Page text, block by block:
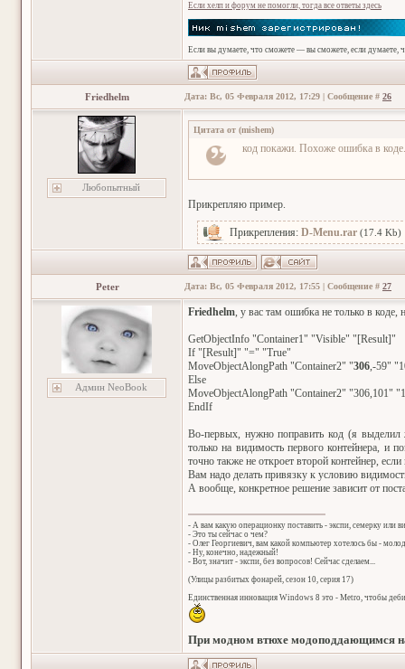
Если хелп и форум не помогли, тогда все ответы здесь
Если вы думаете, что сможете — вы сможете, если думаете,
Friedhelm Дата: Вс, 05 Февраля 2012, 17:29 | Сообщение # 26
Любопытный
Цитата от (mishem)
код покажи. Похоже ошибка в коде.
Прикрепляю пример.
Прикрепления: D-Menu.rar (17.4 Kb)
Peter Дата: Вс, 05 Февраля 2012, 17:55 | Сообщение # 27
Админ NeoBook
Friedhelm, у вас там ошибка не только в коде,
GetObjectInfo "Container1" "Visible" "[Result]"
If "[Result]" "=" "True"
MoveObjectAlongPath "Container2" "306,-59"
Else
MoveObjectAlongPath "Container2" "306,101"
EndIf
Во-первых, нужно поправить код (я выделил
только на видимость первого контейнера, и
точно также не откроет второй контейнер,
Вам надо делать привязку к условию
А вообще, конкретное решение зависит от
- А вам какую операционку поставить - экспи, семерку или
- Это ты сейчас о чем?
- Олег Георгиевич, вам какой компьютер хотелось бы -
- Ну, конечно, надежный!
- Вот, значит - экспи, без вопросов! Сейчас сделаем...
(Улицы разбитых фонарей, сезон 10, серия 17)
Единственная инновация Windows 8 это - Metro, чтобы
При модном втюхе модоподдающимся